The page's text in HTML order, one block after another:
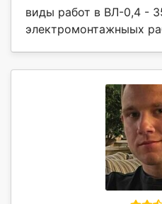
виды работ в ВЛ-0,4 -
электромонтажныых